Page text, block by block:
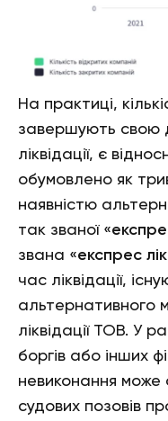
На практиці,
завершують свою
ліквідації, є
обумовлено як
наявністю
так званої «
звана «експрес
час ліквідації,
альтернативного
ліквідації ТОВ. У
боргів або інших
невиконання може
судових позовів